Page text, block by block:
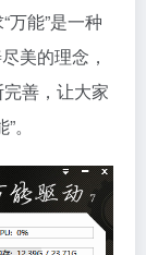
万能”是一种
美的理念，
善，让大家